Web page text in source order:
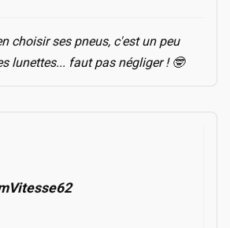
choisir ses pneus, c'est un peu
lunettes... faut pas négliger ! 🤓